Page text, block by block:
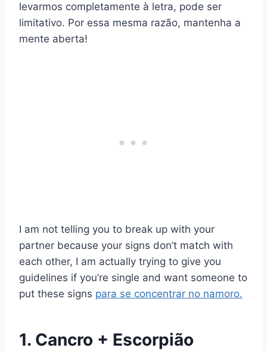
levarmos completamente à letra, pode ser
limitativo. Por essa mesma razão, mantenha a
mente aberta!
I am not telling you to break up with your
partner because your signs don’t match with
each other, I am actually trying to give you
guidelines if you’re single and want someone to
put these signs para se concentrar no namoro.
1. Cancro + Escorpião